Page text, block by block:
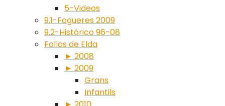
5-Videos
9.1-Fogueres 2009
9.2-Histórico 96-08
Fallas de Elda
► 2008
► 2009
Grans
Infantils